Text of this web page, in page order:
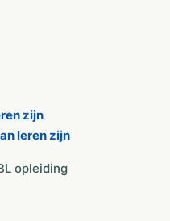
zijn
leren zijn
opleiding